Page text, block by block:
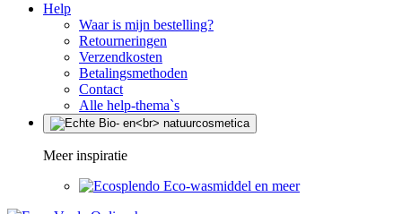
Help
Waar is mijn bestelling?
Retourneringen
Verzendkosten
Betalingsmethoden
Contact
Alle help-thema`s
Meer inspiratie
Eco-wasmiddel en meer